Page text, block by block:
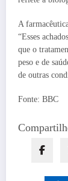
A
“Esses
que o
peso e de
de outras
Fonte: BBC